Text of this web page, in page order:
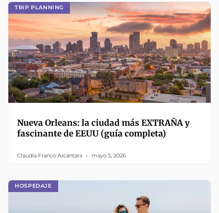
TRIP PLANNING
Nueva Orleans: la ciudad más EXTRAÑA y
fascinante de EEUU (guía completa)
Claudia Franco Alcántara mayo 5, 2026
HOSPEDAJE